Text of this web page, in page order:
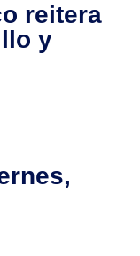
reitera
y